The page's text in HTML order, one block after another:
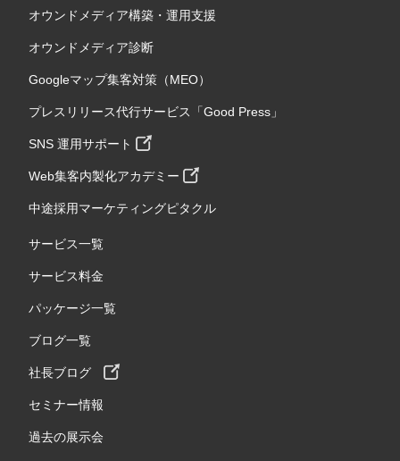
オウンドメディア構築・運用支援
オウンドメディア診断
Googleマップ集客対策（MEO）
プレスリリース代行サービス「Good Press」
SNS 運用サポート
Web集客内製化アカデミー
中途採用マーケティングピタクル
サービス一覧
サービス料金
パッケージ一覧
ブログ一覧
社長ブログ
セミナー情報
過去の展示会